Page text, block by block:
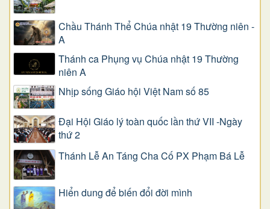
Chầu Thánh Thể Chúa nhật 19 Thường niên -
A
Thánh ca Phụng vụ Chúa nhật 19 Thường
niên A
Nhịp sống Giáo hội Việt Nam số 85
Đại Hội Giáo lý toàn quốc lần thứ VII -Ngày
thứ 2
Thánh Lễ An Táng Cha Cố PX Phạm Bá Lễ
Hiển dung để biến đổi đời mình